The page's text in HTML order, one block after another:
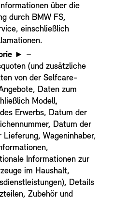
über die
durch BMW FS,
einschließlich
► –
(und zusätzliche
von der Selfcare-
Daten zum
Modell,
Erwerbs, Datum der
Datum der
Wageninhaber,
Informationen zur
im Haushalt,
Details
Zubehör und